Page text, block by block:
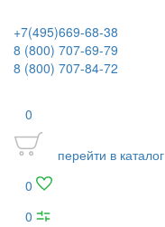
+7(495)669-68-38
8 (800) 707-69-79
8 (800) 707-84-72
0
перейти в каталог
0
0